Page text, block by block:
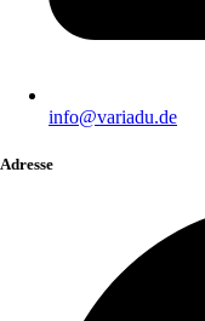
info@variadu.de
Adresse